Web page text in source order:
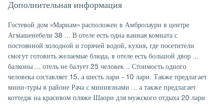
Дополнительная информация
Гостевой дом «Мариам» расположен в Амбролаури в центре
Агмашенебели 38 ... В отеле есть одна ванная комната с
постоянной холодной и горячей водой, кухня, где посетители
смогут готовить желаемые блюда, в отеле есть большой двор ...
балконы ... отель не балует 25 человек .. Стоимость одного
человека составляет 15, а шесть лари - 10 лари. Также предлагает
мини-туры в районе Рача с минивэнами ... а также предлагает
коттедж на красивом пляже Шаори для мужского отдыха 20 лари